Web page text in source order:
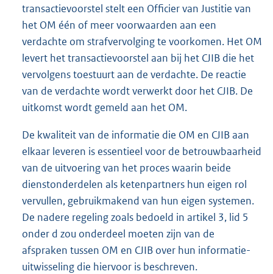
transactievoorstel stelt een Officier van Justitie van
het OM één of meer voorwaarden aan een
verdachte om strafvervolging te voorkomen. Het OM
levert het transactievoorstel aan bij het CJIB die het
vervolgens toestuurt aan de verdachte. De reactie
van de verdachte wordt verwerkt door het CJIB. De
uitkomst wordt gemeld aan het OM.
De kwaliteit van de informatie die OM en CJIB aan
elkaar leveren is essentieel voor de betrouwbaarheid
van de uitvoering van het proces waarin beide
dienstonderdelen als ketenpartners hun eigen rol
vervullen, gebruikmakend van hun eigen systemen.
De nadere regeling zoals bedoeld in artikel 3, lid 5
onder d zou onderdeel moeten zijn van de
afspraken tussen OM en CJIB over hun informatie-
uitwisseling die hiervoor is beschreven.